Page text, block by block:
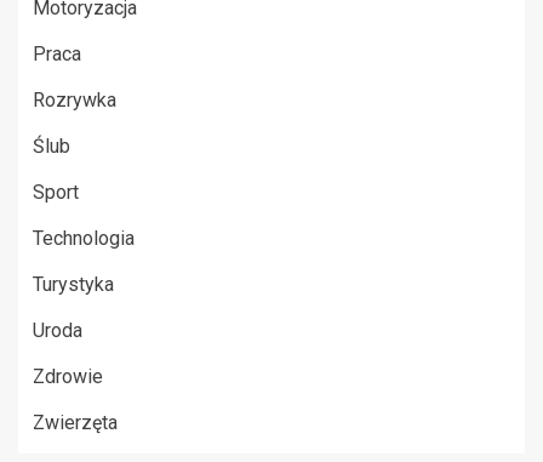
Motoryzacja
Praca
Rozrywka
Ślub
Sport
Technologia
Turystyka
Uroda
Zdrowie
Zwierzęta